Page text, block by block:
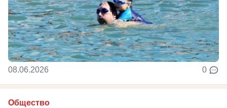
08.06.2026 0
Общество